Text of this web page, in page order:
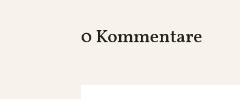
0 Kommentare